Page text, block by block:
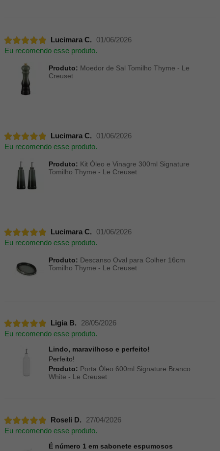
Lucimara C.
01/06/2026
Eu recomendo esse produto.
Produto: Moedor de Sal Tomilho Thyme - Le
Creuset
Lucimara C.
01/06/2026
Eu recomendo esse produto.
Produto: Kit Óleo e Vinagre 300ml Signature
Tomilho Thyme - Le Creuset
Lucimara C.
01/06/2026
Eu recomendo esse produto.
Produto: Descanso Oval para Colher 16cm
Tomilho Thyme - Le Creuset
Ligia B.
28/05/2026
Eu recomendo esse produto.
Lindo, maravilhoso e perfeito!
Perfeito!
Produto: Porta Óleo 600ml Signature Branco
White - Le Creuset
Roseli D.
27/04/2026
Eu recomendo esse produto.
É número 1 em sabonete espumosos